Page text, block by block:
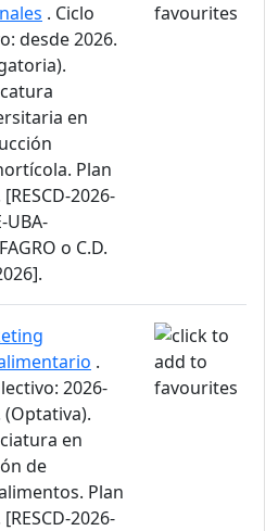
. Ciclo
desde 2026.
en
Plan
2026-
UBA-
o C.D.
.
2026-
(Optativa).
en
de
Plan
2026-